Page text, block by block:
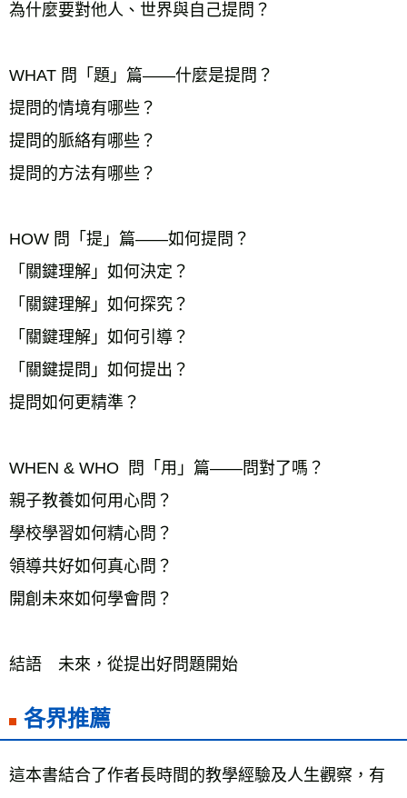
為什麼要對他人、世界與自己提問？
WHAT 問「題」篇——什麼是提問？
提問的情境有哪些？
提問的脈絡有哪些？
提問的方法有哪些？
HOW 問「提」篇——如何提問？
「關鍵理解」如何決定？
「關鍵理解」如何探究？
「關鍵理解」如何引導？
「關鍵提問」如何提出？
提問如何更精準？
WHEN & WHO  問「用」篇——問對了嗎？
親子教養如何用心問？
學校學習如何精心問？
領導共好如何真心問？
開創未來如何學會問？
結語　未來，從提出好問題開始
各界推薦
這本書結合了作者長時間的教學經驗及人生觀察，有